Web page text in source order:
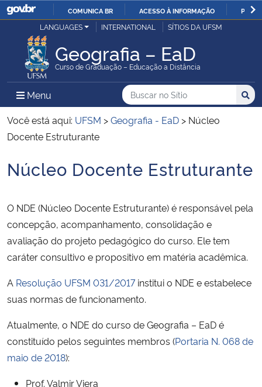
IR
O
COMUNICA BR ACESSO À INFORMAÇÃO
Ministério da Justiça e Segurança Pública
Ministério da Defesa
Ministério das Relações Exteriores
Ministério da Infraestrutura
Ministério da Agricultura, Pecuária e Abastecimento
Ministério da Educação
Ministério da Saúde
Ministério da Ciência, Tecnologia, Inovações e Comunicações
LANGUAGES INTERNATIONAL SÍTIOS DA UFSM
Geografia – EaD
Curso de Graduação – Educação a Distância
Menu Menu Principal do Sítio
Busca
Buscar no no Sítio
Busca:
Você está aqui: UFSM >Geografia - EaD > Núcleo
Docente Estruturante
Início do conteúdo
Núcleo Docente Estruturante
O NDE (Núcleo Docente Estruturante) é responsável pela
concepção, acompanhamento, consolidação e
avaliação do projeto pedagógico do curso. Ele tem
caráter consultivo e propositivo em matéria acadêmica.
A Resolução UFSM 031/2017institui o NDE e estabelece
suas normas de funcionamento.
Atualmente, o NDE do curso de Geografia – EaD é
constituído pelos seguintes membros (Portaria N. 068 de
maio de 2018):
Prof. Valmir Viera